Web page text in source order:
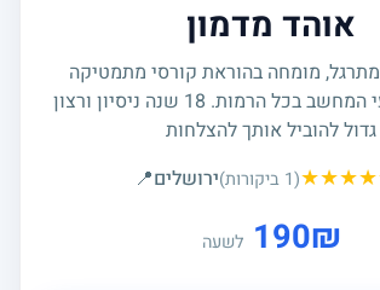
אוהד מדמון
מומחה בהוראת קורסי מתמטיקה
להנדסות ומדעי המחשב בכל הרמות. 18 שנה ניסיון ורצון
גדול להוביל אותך להצלחות
(1 ביקורות)★★★★ ירושלים📍
₪
190 לשעה